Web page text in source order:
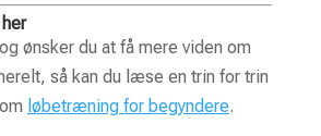
ønsker du at få mere viden om
så kan du læse en trin for trin
løbetræning for begyndere.